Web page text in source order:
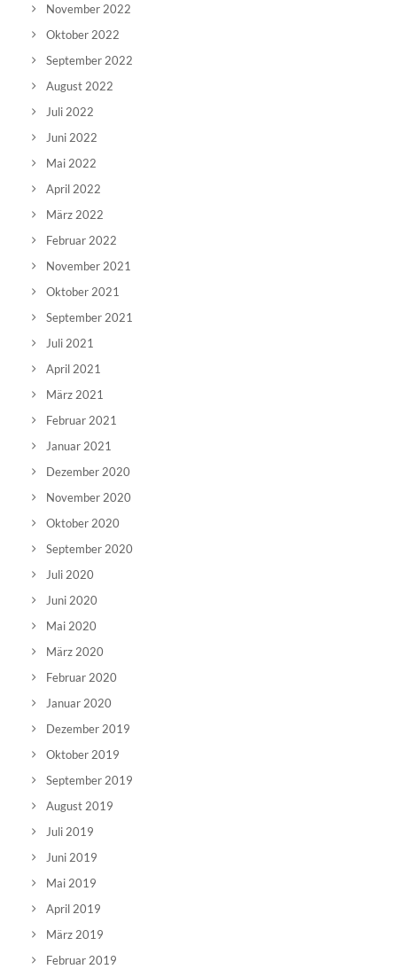
November 2022
Oktober 2022
September 2022
August 2022
Juli 2022
Juni 2022
Mai 2022
April 2022
März 2022
Februar 2022
November 2021
Oktober 2021
September 2021
Juli 2021
April 2021
März 2021
Februar 2021
Januar 2021
Dezember 2020
November 2020
Oktober 2020
September 2020
Juli 2020
Juni 2020
Mai 2020
März 2020
Februar 2020
Januar 2020
Dezember 2019
Oktober 2019
September 2019
August 2019
Juli 2019
Juni 2019
Mai 2019
April 2019
März 2019
Februar 2019